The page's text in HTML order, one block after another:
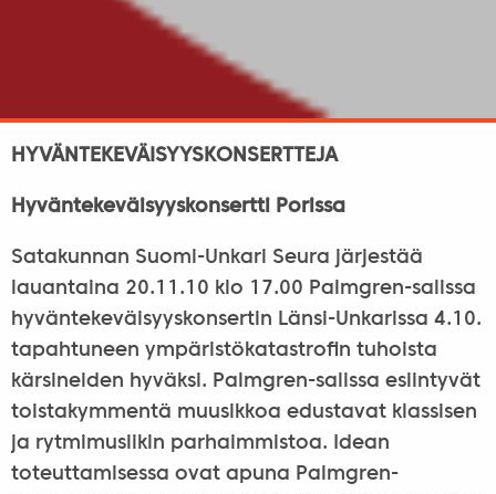
HYVÄNTEKEVÄISYYSKONSERTTEJA
Hyväntekeväisyyskonsertti Porissa
Satakunnan Suomi-Unkari Seura järjestää
lauantaina 20.11.10 klo 17.00 Palmgren-salissa
hyväntekeväisyyskonsertin Länsi-Unkarissa 4.10.
tapahtuneen ympäristökatastrofin tuhoista
kärsineiden hyväksi. Palmgren-salissa esiintyvät
toistakymmentä muusikkoa edustavat klassisen
ja rytmimusiikin parhaimmistoa. Idean
toteuttamisessa ovat apuna Palmgren-